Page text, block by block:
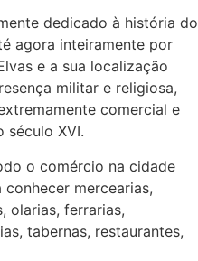
dedicado à história do
agora inteiramente por
e a sua localização
militar e religiosa,
comercial e
XVI.
o comércio na cidade
mercearias,
olarias, ferrarias,
tabernas, restaurantes,